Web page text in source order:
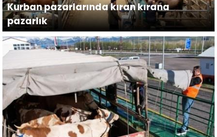
Kurban pazarlarında kıran kırana
pazarlık